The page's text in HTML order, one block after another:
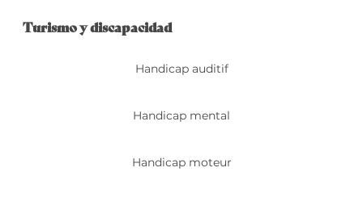
Turismo y discapacidad
Turismo y discapacidad
Handicap auditif
Handicap mental
Handicap moteur